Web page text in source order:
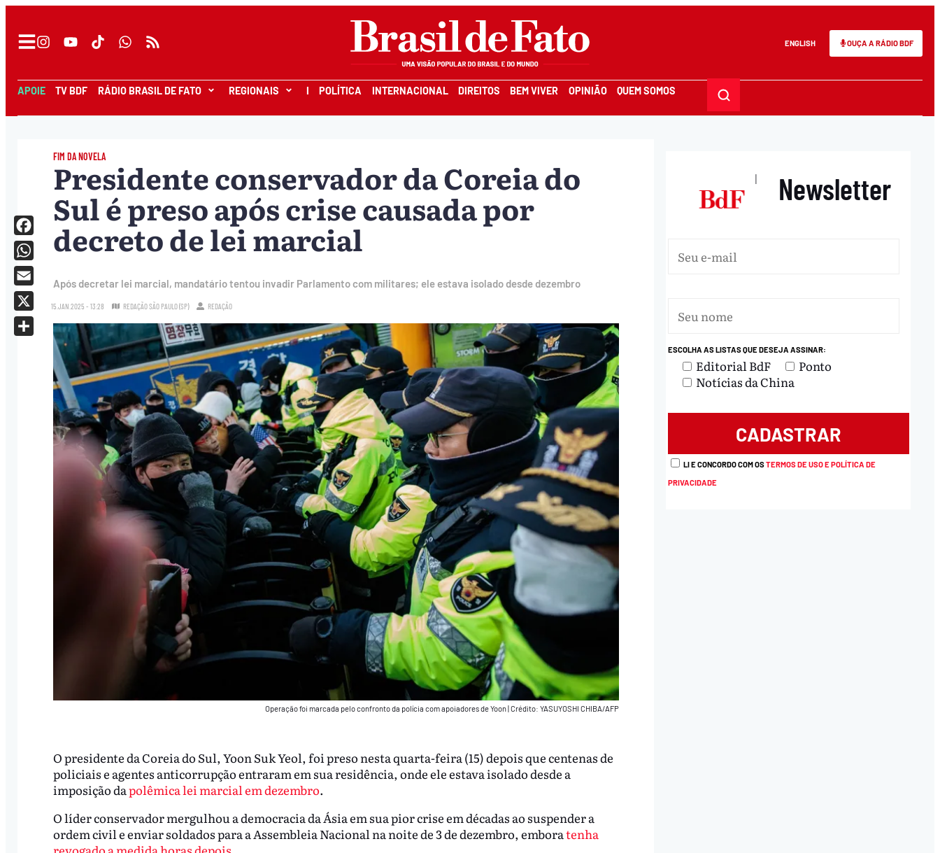
ENGLISH OUÇA A RÁDIO BDF
APOIE TV BDF RÁDIO BRASIL DE FATO REGIONAIS I POLÍTICA INTERNACIONAL DIREITOS BEM VIVER OPINIÃO QUEM SOMOS
FIM DA NOVELA
Presidente conservador da Coreia do
Sul é preso após crise causada por
decreto de lei marcial
Após decretar lei marcial, mandatário tentou invadir Parlamento com militares; ele estava isolado desde dezembro
15.JAN.2025 - 13:28 REDAÇÃO SÃO PAULO (SP) REDAÇÃO
Operação foi marcada pelo confronto da polícia com apoiadores de Yoon|Crédito: YASUYOSHI CHIBA/AFP
O presidente da Coreia do Sul, Yoon Suk Yeol, foi preso nesta quarta-feira (15) depois que centenas de
policiais e agentes anticorrupção entraram em sua residência, onde ele estava isolado desde a
imposição dapolêmica lei marcial em dezembro.
O líder conservador mergulhou a democracia da Ásia em sua pior crise em décadas ao suspender a
ordem civil e enviar soldados para a Assembleia Nacional na noite de 3 de dezembro, emboratenha
Facebook
WhatsApp
Email
X
| Newsletter
ESCOLHA AS LISTAS QUE DESEJA ASSINAR:
Editorial BdF
Ponto
Notícias da China
LI E CONCORDO COM OSTERMOS DE USO E POLÍTICA DE
PRIVACIDADE